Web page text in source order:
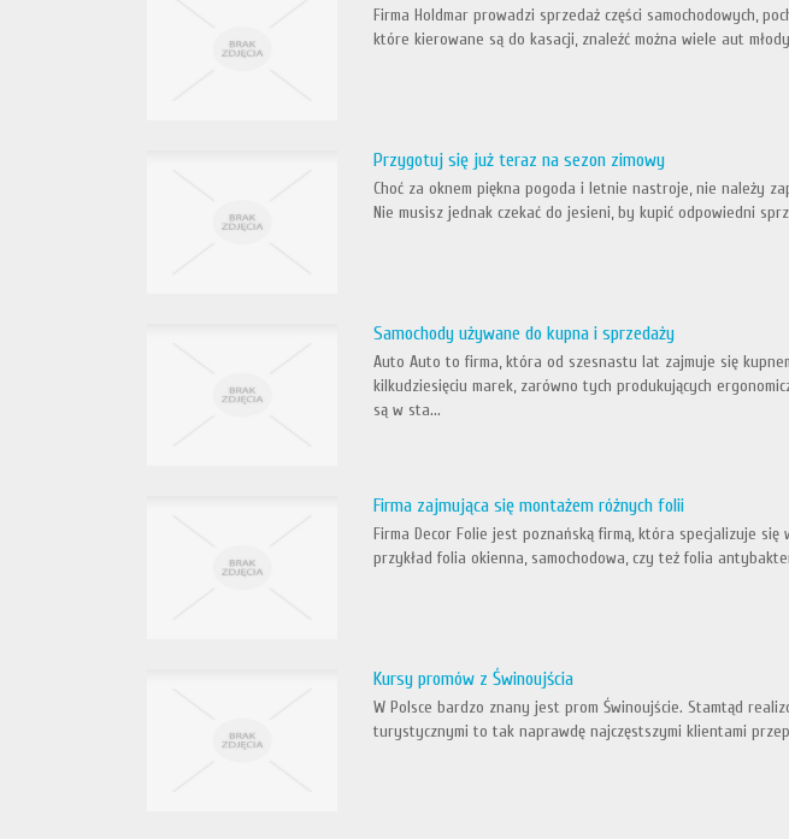
Firma Holdmar prowadzi sprzedaż części samochodowych,
które kierowane są do kasacji, znaleźć można wiele aut
Przygotuj się już teraz na sezon zimowy
Choć za oknem piękna pogoda i letnie nastroje, nie należy
Nie musisz jednak czekać do jesieni, by kupić odpowiedni
Samochody używane do kupna i sprzedaży
Auto Auto to firma, która od szesnastu lat zajmuje się
kilkudziesięciu marek, zarówno tych produkujących
są w sta...
Firma zajmująca się montażem różnych folii
Firma Decor Folie jest poznańską firmą, która specjalizuje
przykład folia okienna, samochodowa, czy też folia
Kursy promów z Świnoujścia
W Polsce bardzo znany jest prom Świnoujście. Stamtąd
turystycznymi to tak naprawdę najczęstszymi klientami